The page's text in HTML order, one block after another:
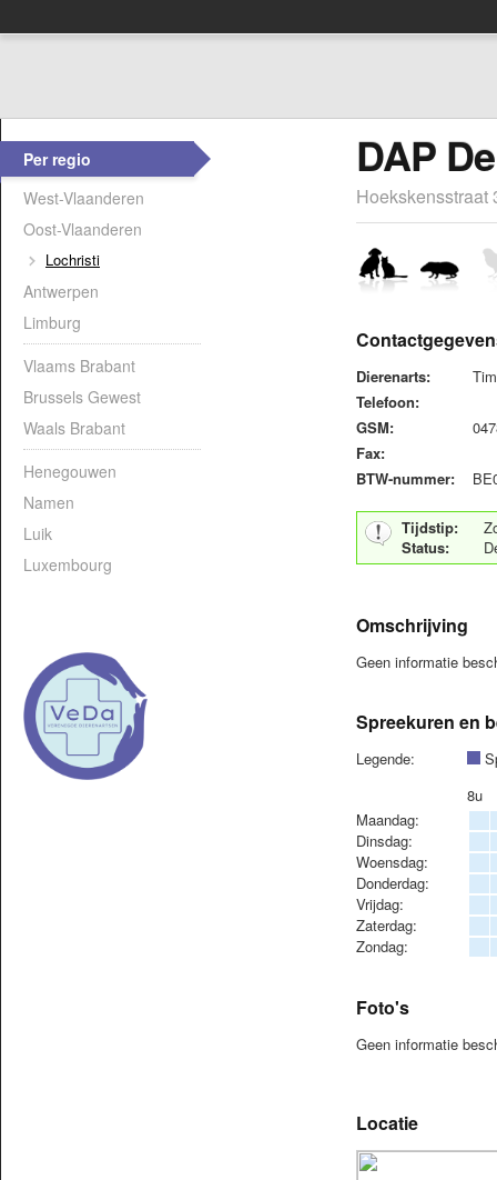
Per regio
West-Vlaanderen
Oost-Vlaanderen
Lochristi
Antwerpen
Limburg
Vlaams Brabant
Brussels Gewest
Waals Brabant
Henegouwen
Namen
Luik
Luxembourg
DAP
Hoekskensstraat
Dierenarts:
Telefoon:
GSM:
Fax:
BTW-nummer:
Tijdstip:
Status:
Omschrijving
Geen informatie
Spreekuren en
Legende:
8u
Maandag:
Dinsdag:
Woensdag:
Donderdag:
Vrijdag:
Zaterdag:
Zondag:
Foto's
Geen informatie
Locatie